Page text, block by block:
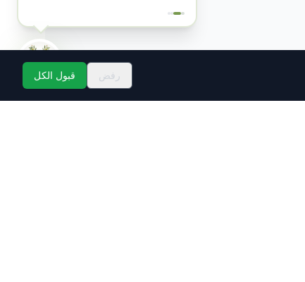
رفض قبول الكل